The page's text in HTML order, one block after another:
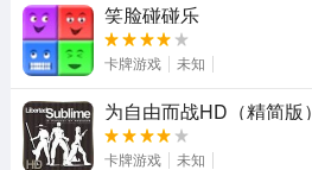
笑脸碰碰乐
卡牌游戏 未知
为自由而战HD（精简版）
卡牌游戏 未知